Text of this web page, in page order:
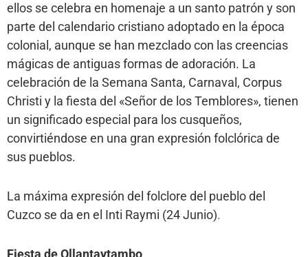
ellos se celebra en homenaje a un santo patrón y son
parte del calendario cristiano adoptado en la época
colonial, aunque se han mezclado con las creencias
mágicas de antiguas formas de adoración. La
celebración de la Semana Santa, Carnaval, Corpus
Christi y la fiesta del «Señor de los Temblores», tienen
un significado especial para los cusqueños,
convirtiéndose en una gran expresión folclórica de
sus pueblos.
La máxima expresión del folclore del pueblo del
Cuzco se da en el Inti Raymi (24 Junio).
Fiesta de Ollantaytambo